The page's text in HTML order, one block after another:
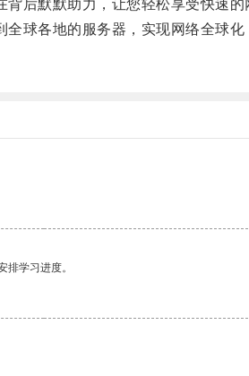
后默默助力，让您轻松享受快速的
各地的服务器，实现网络全球化
学习进度。